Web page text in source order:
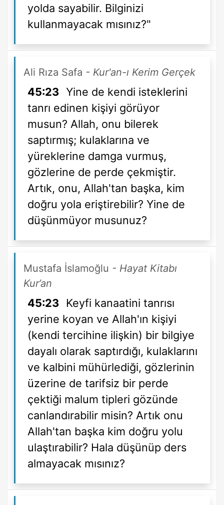
yolda sayabilir. Bilginizi
kullanmayacak mısınız?"
Ali Rıza Safa - Kur'an-ı Kerim Gerçek
45:23 Yine de kendi isteklerini
tanrı edinen kişiyi görüyor
musun? Allah, onu bilerek
saptırmış; kulaklarına ve
yüreklerine damga vurmuş,
gözlerine de perde çekmiştir.
Artık, onu, Allah'tan başka, kim
doğru yola eriştirebilir? Yine de
düşünmüyor musunuz?
Mustafa İslamoğlu - Hayat Kitabı
Kur’an
45:23
Keyfi kanaatini tanrısı
yerine koyan ve Allah'ın kişiyi
(kendi tercihine ilişkin) bir bilgiye
dayalı olarak saptırdığı, kulaklarını
ve kalbini mühürlediği, gözlerinin
üzerine de tarifsiz bir perde
çektiği malum tipleri gözünde
canlandırabilir misin? Artık onu
Allah'tan başka kim doğru yolu
ulaştırabilir? Hala düşünüp ders
almayacak mısınız?